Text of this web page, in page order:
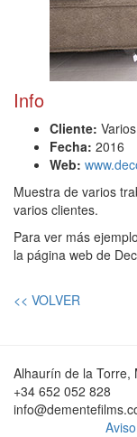
Info
Cliente:
Fecha: 2016
Web:
Muestra de varios
varios clientes.
Para ver más
la página web de
<< VOLVER
Alhaurín de la Torre,
+34 652 052 828